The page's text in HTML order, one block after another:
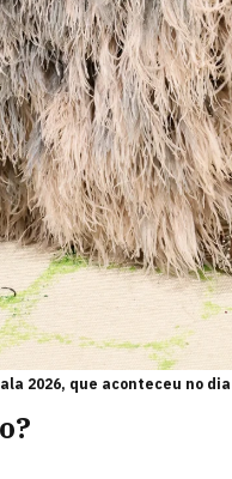
2026, que aconteceu no